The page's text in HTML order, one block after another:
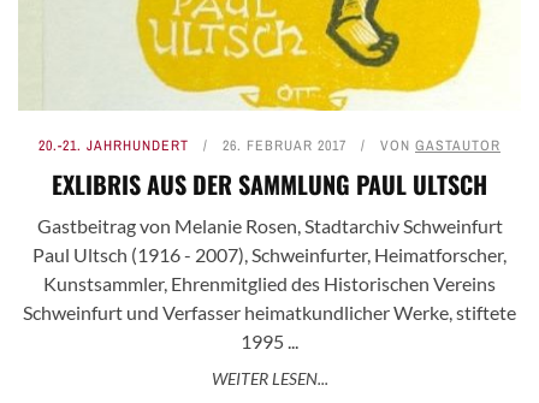
20.-21. JAHRHUNDERT 26. FEBRUAR 2017 VON GASTAUTOR
EXLIBRIS AUS DER SAMMLUNG PAUL ULTSCH
Gastbeitrag von Melanie Rosen, Stadtarchiv Schweinfurt
Paul Ultsch (1916 - 2007), Schweinfurter, Heimatforscher,
Kunstsammler, Ehrenmitglied des Historischen Vereins
Schweinfurt und Verfasser heimatkundlicher Werke, stiftete
1995 ...
WEITER LESEN...